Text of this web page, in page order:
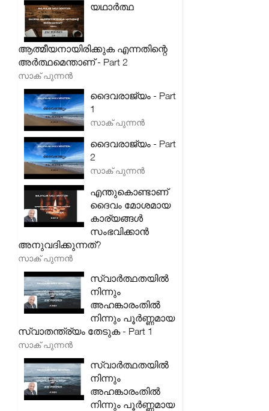
യഥാർത്ഥ
ആത്മീയനായിരിക്കുക എന്നതിന്റെ
അർത്ഥമെന്താണ് - Part 2
സാക് പുന്നൻ
ദൈവരാജ്യം - Part
1
സാക് പുന്നൻ
ദൈവരാജ്യം - Part
2
സാക് പുന്നൻ
എന്തുകൊണ്ടാണ്
ദൈവം മോശമായ
കാര്യങ്ങൾ
സംഭവിക്കാൻ
അനുവദിക്കുന്നത്?
സാക് പുന്നൻ
സ്വാർത്ഥതയിൽ
നിന്നും
അഹങ്കാരംതിൽ
നിന്നും പൂർണ്ണമായ
സ്വാതന്ത്ര്യം തേടുക - Part 1
സാക് പുന്നൻ
സ്വാർത്ഥതയിൽ
നിന്നും
അഹങ്കാരംതിൽ
നിന്നും പൂർണ്ണമായ